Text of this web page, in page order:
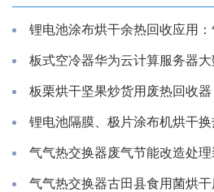
板栗烘干坚果炒货用废热回收器
气气热交换器废气节能改造处理
气气热交换器古田县食用菌烘